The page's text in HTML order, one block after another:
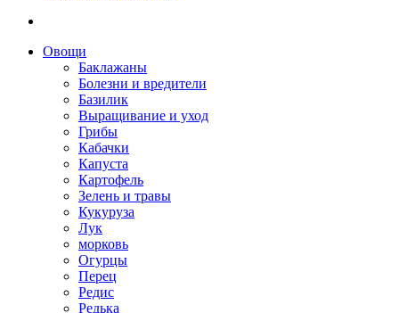
Овощи
Баклажаны
Болезни и вредители
Базилик
Выращивание и уход
Грибы
Кабачки
Капуста
Картофель
Зелень и травы
Кукуруза
Лук
морковь
Огурцы
Перец
Редис
Редька